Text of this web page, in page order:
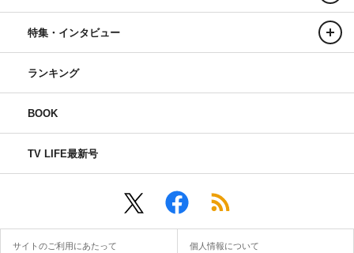
特集・インタビュー
ランキング
BOOK
TV LIFE最新号
サイトのご利用にあたって 個人情報について